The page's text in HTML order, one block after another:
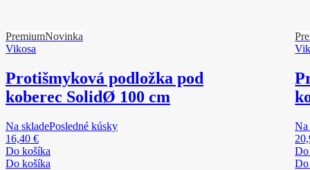
PremiumNovinka
Vikosa
Protišmyková podložka pod
koberec SolidØ 100 cm
Na skladePosledné kúsky
16,40 €
Do košíka
Do košíka
Na